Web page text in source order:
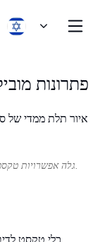
פתרונות
גלה אפשרויות טקסט לדיבור לגברים ליצירת תוכן שמע טבעי, ברור ודינמי.
כלי טקסט